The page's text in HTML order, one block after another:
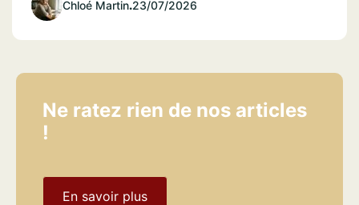
Chloé Martin.23/07/2026
Ne ratez rien de nos articles
!
En savoir plus